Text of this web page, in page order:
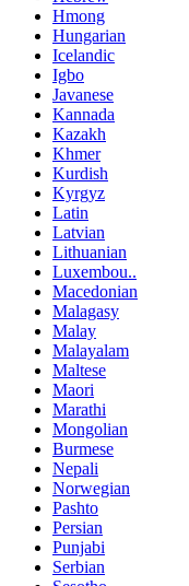
Hmong
Hungarian
Icelandic
Igbo
Javanese
Kannada
Kazakh
Khmer
Kurdish
Kyrgyz
Latin
Latvian
Lithuanian
Luxembou..
Macedonian
Malagasy
Malay
Malayalam
Maltese
Maori
Marathi
Mongolian
Burmese
Nepali
Norwegian
Pashto
Persian
Punjabi
Serbian